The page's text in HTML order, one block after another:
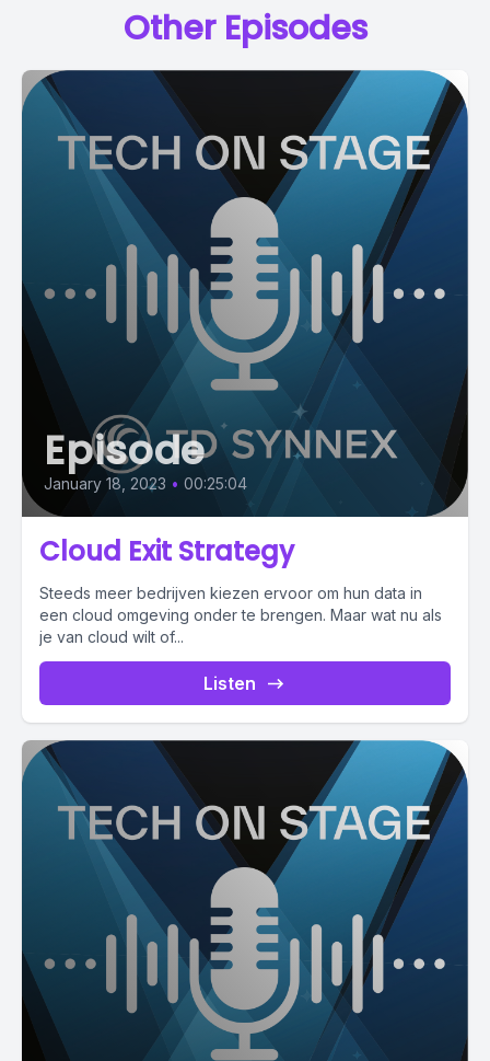
Other Episodes
Episode
January 18, 2023 • 00:25:04
Cloud Exit Strategy
Steeds meer bedrijven kiezen ervoor om hun data in
een cloud omgeving onder te brengen. Maar wat nu als
je van cloud wilt of...
Listen